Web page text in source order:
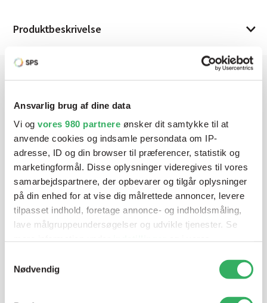
Ansvarlig brug af dine data
Vi og vores 980 partnere ønsker dit samtykke til at
anvende cookies og indsamle persondata om IP-
adresse, ID og din browser til præferencer, statistik og
marketingformål. Disse oplysninger videregives til vores
samarbejdspartnere, der opbevarer og tilgår oplysninger
på din enhed for at vise dig målrettede annoncer, levere
tilpasset indhold, foretage annonce- og indholdsmåling,
lave målgruppeundersøgelser og udvikle tjenester. Se
tilbage eller ændre indstillinger fra vores
"Cookiedeklaration", eller ved at trykke på "Privacy
Nødvendig
Produktbeskrivelse
Har du brug for hjælp? Vi sidder
klar ved telefonen
Vi tilbyder et bredt sortiment af produkter til
autolakering. Lige meget om du skal bruge en enkelt farve,
en sprøjtepistol eller om du har behov for en
blandeanlægsløsning, kan vi hjælpe dig.
Fredag 07:00-13:45